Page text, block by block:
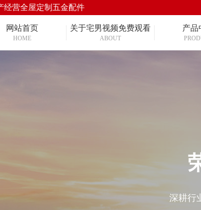
经营全屋定制五金配件
网站首页
HOME
关于宅男视频免费观看
ABOUT
产品
深耕行